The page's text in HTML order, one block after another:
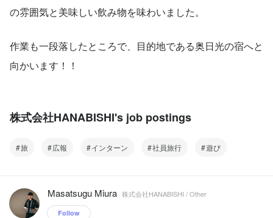
の雰囲気と美味しい飲み物を味わいました。
作業も一段落したところで、目的地である奥日光の宿へと
向かいます！！
株式会社HANABISHI's job postings
旅 広報 インターン 社員旅行 遊び
Masatsugu Miura 株式会社HANABISHI / Other
Follow